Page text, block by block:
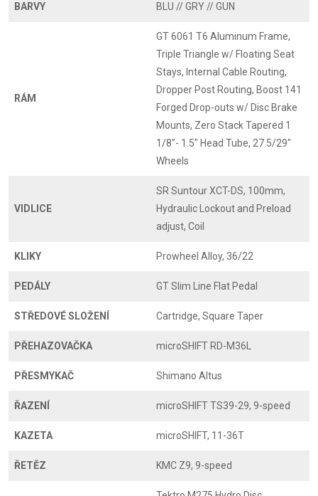
BARVY BLU // GRY // GUN
RÁM
GT 6061 T6 Aluminum Frame,
Triple Triangle w/ Floating Seat
Stays, Internal Cable Routing,
Dropper Post Routing, Boost 141
Forged Drop-outs w/ Disc Brake
Mounts, Zero Stack Tapered 1
1/8"- 1.5" Head Tube, 27.5/29"
Wheels
VIDLICE
SR Suntour XCT-DS, 100mm,
Hydraulic Lockout and Preload
adjust, Coil
KLIKY Prowheel Alloy, 36/22
PEDÁLY GT Slim Line Flat Pedal
STŘEDOVÉ SLOŽENÍ Cartridge, Square Taper
PŘEHAZOVAČKA microSHIFT RD-M36L
PŘESMYKAČ Shimano Altus
ŘAZENÍ microSHIFT TS39-29, 9-speed
KAZETA microSHIFT, 11-36T
ŘETĚZ KMC Z9, 9-speed